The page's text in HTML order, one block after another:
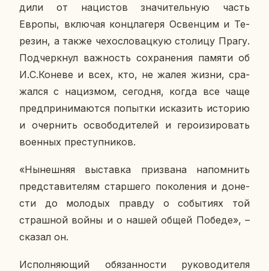
ди­ли от на­ци­стов зна­чи­тель­ную часть
Европы, вклю­чая конц­ла­ге­ря Ос­вен­цим и Те­
ре­зин, а также че­хо­сло­вац­кую сто­ли­цу Прагу.
Под­черк­нул важ­ность со­хра­не­ния памяти об
И.С.Коневе и всех, кто, не жалея жизни, сра­
жал­ся с на­циз­мом, се­го­дня, когда все чаще
пред­при­ни­ма­ют­ся по­пыт­ки ис­ка­зить ис­то­рию
и очер­нить осво­бо­ди­те­лей и ге­ро­изи­ро­вать
во­ен­ных пре­ступ­ни­ков.
«Ны­неш­няя вы­став­ка при­зва­на на­пом­нить
пред­ста­ви­те­лям стар­ше­го по­ко­ле­ния и до­не­
сти до мо­ло­дых правду о со­бы­ти­ях той
страш­ной войны и о нашей общей Победе», –
сказал он.
Ис­пол­ня­ю­щий обя­зан­но­сти ру­ко­во­ди­те­ля